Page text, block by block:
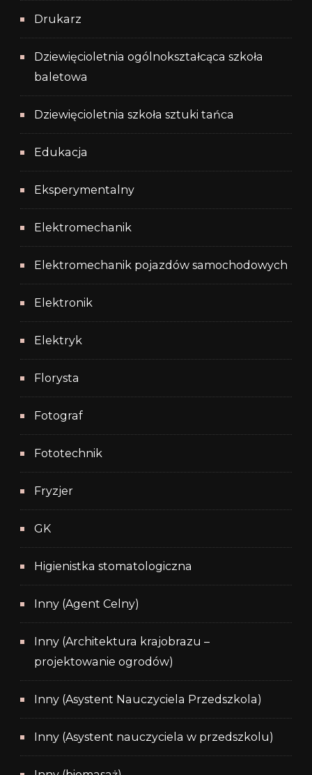
Drukarz
Dziewięcioletnia ogólnokształcąca szkoła
baletowa
Dziewięcioletnia szkoła sztuki tańca
Edukacja
Eksperymentalny
Elektromechanik
Elektromechanik pojazdów samochodowych
Elektronik
Elektryk
Florysta
Fotograf
Fototechnik
Fryzjer
GK
Higienistka stomatologiczna
Inny (Agent Celny)
Inny (Architektura krajobrazu –
projektowanie ogrodów)
Inny (Asystent Nauczyciela Przedszkola)
Inny (Asystent nauczyciela w przedszkolu)